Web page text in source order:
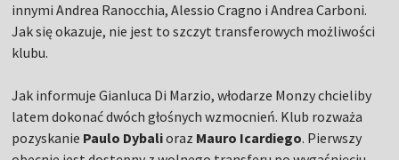
innymi Andrea Ranocchia, Alessio Cragno i Andrea Carboni.
Jak się okazuje, nie jest to szczyt transferowych możliwości
klubu.
Jak informuje Gianluca Di Marzio, włodarze Monzy chcieliby
latem dokonać dwóch głośnych wzmocnień. Klub rozważa
pozyskanie Paulo Dybalioraz Mauro Icardiego. Pierwszy